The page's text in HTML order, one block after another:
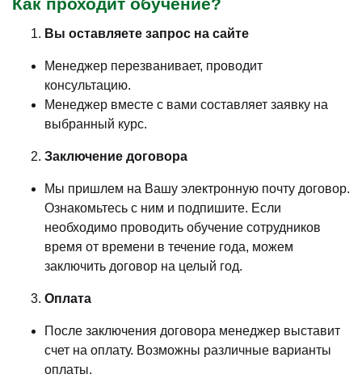
Вы оставляете запрос на сайте
Менеджер перезванивает, проводит
консультацию.
Менеджер вместе с вами составляет заявку на
выбранный курс.
Заключение договора
Мы пришлем на Вашу электронную почту договор.
Ознакомьтесь с ним и подпишите. Если
необходимо проводить обучение сотрудников
время от времени в течение года, можем
заключить договор на целый год.
Оплата
После заключения договора менеджер выставит
счет на оплату. Возможны различные варианты
оплаты.